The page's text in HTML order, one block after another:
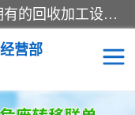
东莞市大岭山莞峰清洗剂经营部拥有的回收加工设备，大量废油回收、废清洗剂回收、废溶剂油回收、机械废油废清洗剂回收、废碳氢回收、碳氢液压油回收、碳氢二氯回收等废清洗剂处理；我们只是提供废旧化工原料的循环使用存放点，执行正规的存放，有正规的回收资质处理。同时我们公司批发零售回收级清洗剂，脱模油再生基础油，质量保证。
营部